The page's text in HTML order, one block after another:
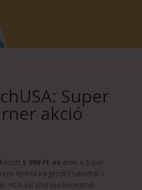
Super
akció
között 5 990 Ft-os áron a Super
étrend-kiegészítő tablettát L-
HCA-val zöld tea kivonattal,